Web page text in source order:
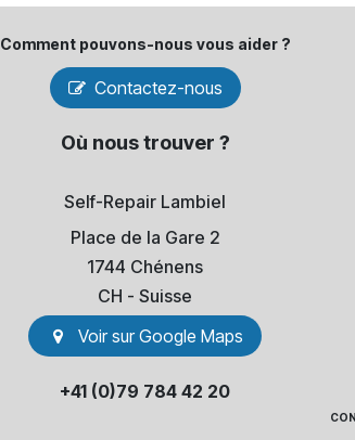
Comment pouvons-​nous vous aider ?
Contactez-nous
Où nous trouver ?
Self-Repair Lambiel
Place de la Gare 2
1744 Chénens
​CH - Suisse
Voir sur Go​​ogle Maps
+41 (0)79 784 42 20